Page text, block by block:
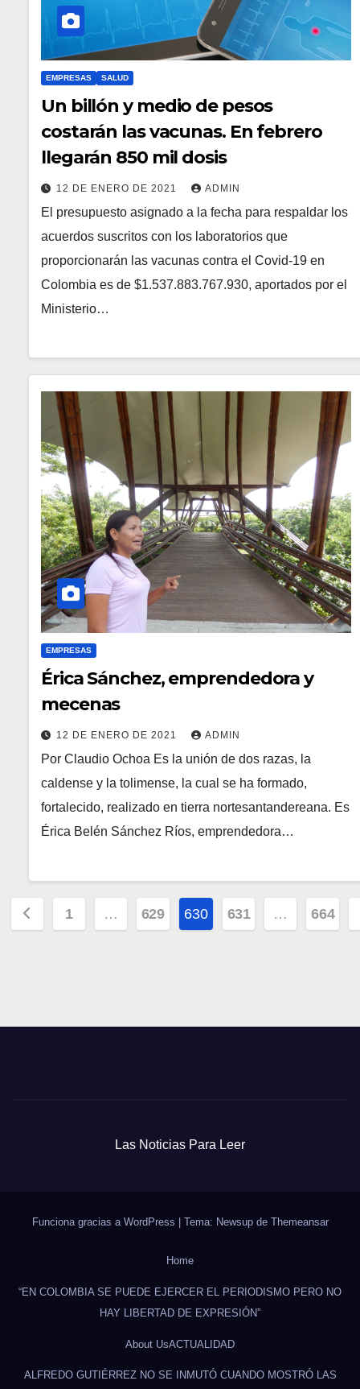
EMPRESAS SALUD
Un billón y medio de pesos
costarán las vacunas. En febrero
llegarán 850 mil dosis
12 DE ENERO DE 2021 ADMIN
El presupuesto asignado a la fecha para respaldar los
acuerdos suscritos con los laboratorios que
proporcionarán las vacunas contra el Covid-19 en
Colombia es de $1.537.883.767.930, aportados por el
Ministerio…
EMPRESAS
Érica Sánchez, emprendedora y
mecenas
12 DE ENERO DE 2021 ADMIN
Por Claudio Ochoa Es la unión de dos razas, la
caldense y la tolimense, la cual se ha formado,
fortalecido, realizado en tierra nortesantandereana. Es
Érica Belén Sánchez Ríos, emprendedora…
Paginación
1 … 629 630 631 … 664
Las Noticias Para Leer
Funciona gracias a WordPress | Tema: Newsup de Themeansar
Home
“EN COLOMBIA SE PUEDE EJERCER EL PERIODISMO PERO NO
HAY LIBERTAD DE EXPRESIÓN”
About UsACTUALIDAD
ALFREDO GUTIÉRREZ NO SE INMUTÓ CUANDO MOSTRÓ LAS